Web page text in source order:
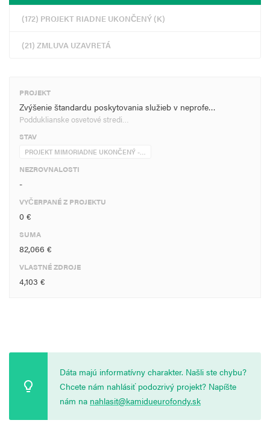
(172) PROJEKT RIADNE UKONČENÝ (K)
(21) ZMLUVA UZAVRETÁ
PROJEKT
Zvýšenie štandardu poskytovania služieb v neprofe…
Podduklianske osvetové stredi…
STAV
PROJEKT MIMORIADNE UKONČENÝ -…
NEZROVNALOSTI
-
VYČERPANÉ Z PROJEKTU
0 €
SUMA
82,066 €
VLASTNÉ ZDROJE
4,103 €
Dáta majú informatívny charakter. Našli ste chybu?
Chcete nám nahlásiť podozrivý projekt? Napíšte
nám na nahlasit@kamidueurofondy.sk